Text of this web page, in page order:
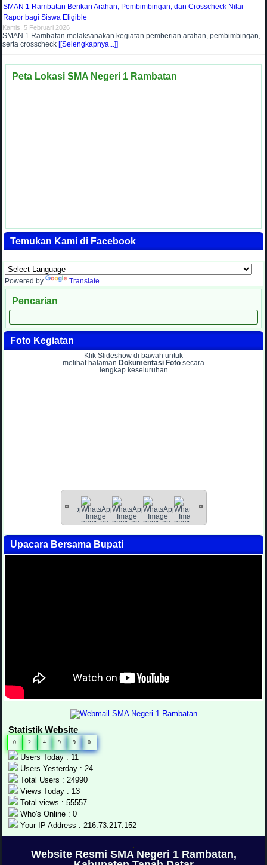
SMAN 1 Rambatan Berikan Arahan, Pembimbingan, dan Crosscheck Nilai
Rapor bagi Siswa Eligible
Kamis, 5 Februari 2026
SMAN 1 Rambatan melaksanakan kegiatan pemberian arahan, pembimbingan,
serta crosscheck [[Selengkapnya...]]
Peta Lokasi SMA Negeri 1 Rambatan
Temukan Kami di Facebook
Powered by Translate
Pencarian
Foto Kegiatan
Klik Slideshow di bawah untuk
melihat halaman Dokumentasi Foto secara
lengkap keseluruhan
Upacara Bersama Bupati
Statistik Website
0 2 4 9 9 0
Users Today : 11
Users Yesterday : 24
Total Users : 24990
Views Today : 13
Total views : 55557
Who's Online : 0
Your IP Address : 216.73.217.152
.
Website Resmi SMA Negeri 1 Rambatan,